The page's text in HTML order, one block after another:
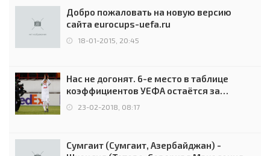
Добро пожаловать на новую версию
сайта eurocups-uefa.ru
18-01-2015, 20:45
Нас не догонят. 6-е место в таблице
коэффициентов УЕФА остаётся за
Россией
23-02-2018, 08:17
Сумгаит (Сумгаит, Азербайджан) -